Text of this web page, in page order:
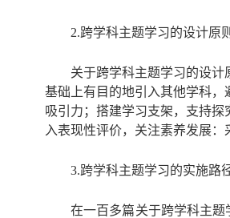
2.跨学科主题学习的设计原
关于跨学科主题学习的设
基础上有目的地引入其他学科
吸引力；搭建学习支架，支持
入表现性评价，关注素养发展
3.跨学科主题学习的实施路径
在一百多篇关于跨学科主